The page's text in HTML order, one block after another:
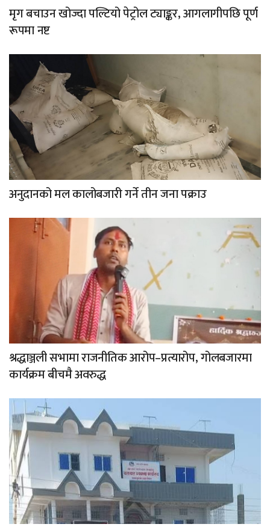
मृग बचाउन खोज्दा पल्टियो पेट्रोल ट्याङ्कर, आगलागीपछि पूर्ण
रूपमा नष्ट
अनुदानको मल कालोबजारी गर्ने तीन जना पक्राउ
श्रद्धाञ्जली सभामा राजनीतिक आरोप–प्रत्यारोप, गोलबजारमा
कार्यक्रम बीचमै अवरुद्ध